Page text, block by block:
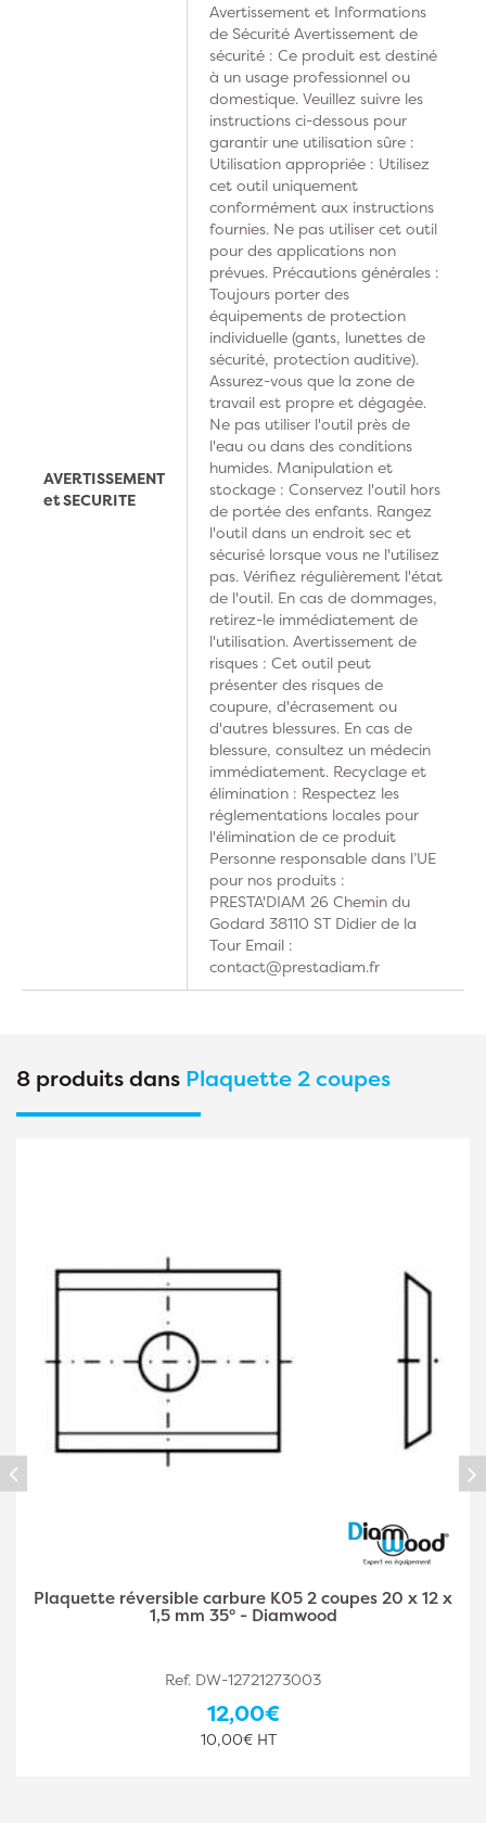
AVERTISSEMENT
et SECURITE
Avertissement et Informations
de Sécurité Avertissement de
sécurité : Ce produit est destiné
à un usage professionnel ou
domestique. Veuillez suivre les
instructions ci-dessous pour
garantir une utilisation sûre :
Utilisation appropriée : Utilisez
cet outil uniquement
conformément aux instructions
fournies. Ne pas utiliser cet outil
pour des applications non
prévues. Précautions générales :
Toujours porter des
équipements de protection
individuelle (gants, lunettes de
sécurité, protection auditive).
Assurez-vous que la zone de
travail est propre et dégagée.
Ne pas utiliser l'outil près de
l'eau ou dans des conditions
humides. Manipulation et
stockage : Conservez l'outil hors
de portée des enfants. Rangez
l'outil dans un endroit sec et
sécurisé lorsque vous ne l'utilisez
pas. Vérifiez régulièrement l'état
de l'outil. En cas de dommages,
retirez-le immédiatement de
l'utilisation. Avertissement de
risques : Cet outil peut
présenter des risques de
coupure, d'écrasement ou
d'autres blessures. En cas de
blessure, consultez un médecin
immédiatement. Recyclage et
élimination : Respectez les
réglementations locales pour
l'élimination de ce produit
Personne responsable dans l’UE
pour nos produits :
PRESTA'DIAM 26 Chemin du
Godard 38110 ST Didier de la
Tour Email :
contact@prestadiam.fr
8 produits dans Plaquette 2 coupes
Plaquette réversible carbure K05 2 coupes 30 x 12 x
1,5 mm 35° - Diamwood
Ref. DW-12721273002
12,60€
10,50€ HT